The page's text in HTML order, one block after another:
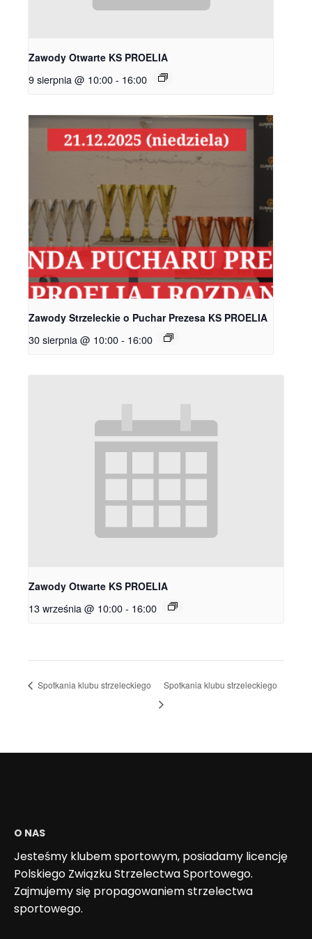
Zawody Otwarte KS PROELIA
9 sierpnia @ 10:00- 16:00
Zawody Strzeleckie o Puchar Prezesa KS PROELIA
30 sierpnia @ 10:00- 16:00
Zawody Otwarte KS PROELIA
13 września @ 10:00- 16:00
Spotkania klubu strzeleckiego Spotkania klubu strzeleckiego
O NAS
Jesteśmy klubem sportowym, posiadamy licencję
Polskiego Związku Strzelectwa Sportowego.
Zajmujemy się propagowaniem strzelectwa
sportowego.